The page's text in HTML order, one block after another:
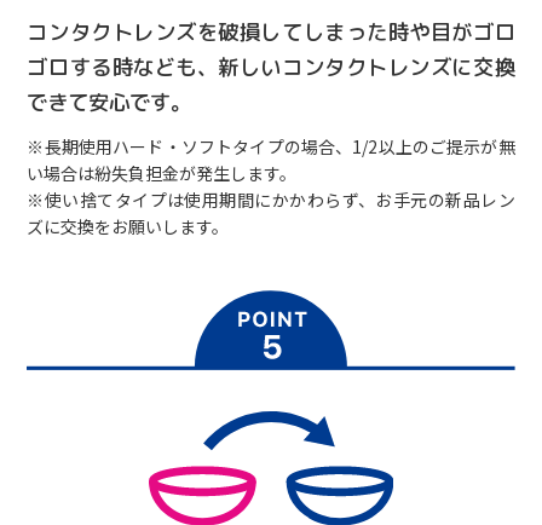
コンタクトレンズを破損してしまった時や目がゴロ
ゴロする時なども、新しいコンタクトレンズに交換
できて安心です。
※長期使用ハード・ソフトタイプの場合、1/2以上のご提示が無
い場合は紛失負担金が発生します。
※使い捨てタイプは使用期間にかかわらず、お手元の新品レン
ズに交換をお願いします。